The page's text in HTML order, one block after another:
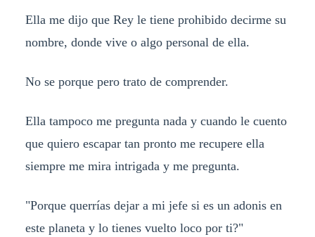
Ella me dijo que Rey le tiene prohibido decirme su
nombre, donde vive o algo personal de ella.
No se porque pero trato de comprender.
Ella tampoco me pregunta nada y cuando le cuento
que quiero escapar tan pronto me recupere ella
siempre me mira intrigada y me pregunta.
"Porque querrías dejar a mi jefe si es un adonis en
este planeta y lo tienes vuelto loco por ti?"